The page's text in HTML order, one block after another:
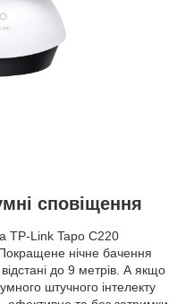
сповіщення
TP-Link Tapo C220
нічне бачення
до 9 метрів. А якщо
штучного інтелекту